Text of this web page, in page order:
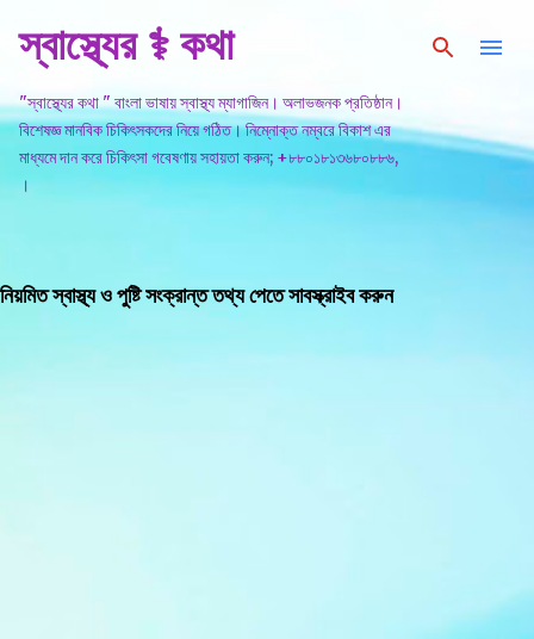
সরাসরি প্রধান সামগ্রীতে চলে যান
স্বাস্থ্যের ⚕️ কথা
"স্বাস্থ্যের কথা " বাংলা ভাষায় স্বাস্থ্য ম্যাগাজিন। অলাভজনক প্রতিষ্ঠান।
বিশেষজ্ঞ মানবিক চিকিৎসকদের নিয়ে গঠিত। নিম্নোক্ত নম্বরে বিকাশ এর
মাধ্যমে দান করে চিকিৎসা গবেষণায় সহায়তা করুন; +৮৮০১৮১৩৬৮০৮৮৬,
।
নিয়মিত স্বাস্থ্য ও পুষ্টি সংক্রান্ত তথ্য পেতে সাবস্ক্রাইব করুন